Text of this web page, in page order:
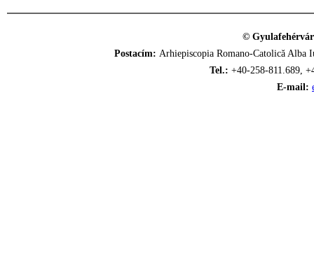
©
Postacím: Arhiepiscopia Romano-Catolică
Tel.: +40-258-811.689,
E-mail: